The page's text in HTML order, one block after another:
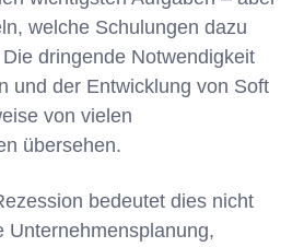
welche Schulungen dazu
dringende Notwendigkeit
und der Entwicklung von Soft
von vielen
übersehen.
bedeutet dies nicht
Unternehmensplanung,